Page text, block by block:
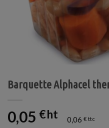
Barquette Alphacel
0,05 € 0,06 €